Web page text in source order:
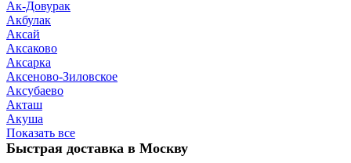
Ак-Довурак
Акбулак
Аксай
Аксаково
Аксарка
Аксеново-Зиловское
Аксубаево
Акташ
Акуша
Показать все
Быстрая доставка в Москву